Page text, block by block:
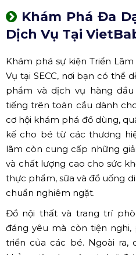
Khám Phá Đa
Dịch Vụ Tại
Khám phá sự kiện Triển
Vụ tại SECC, nơi bạn có thể
phẩm và dịch vụ hàng
tiếng trên toàn cầu dành
cơ hội khám phá đồ dùng,
kế cho bé từ các thương
lãm còn cung cấp những
và chất lượng cao cho sức
thực phẩm, sữa và đồ uống
chuẩn nghiêm ngặt.
Đồ nội thất và trang trí
đáng yêu mà còn tiện
triển của các bé. Ngoài ra,